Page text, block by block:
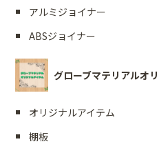
アルミジョイナー
ABSジョイナー
グローブマテリアルオ
オリジナルアイテム
棚板